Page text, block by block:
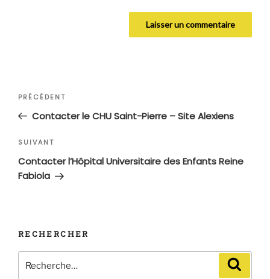
Navigation
l’article
Article
précédent
PRÉCÉDENT
Contacter le CHU Saint-Pierre – Site Alexiens
Article
suivant
SUIVANT
Contacter l’Hôpital Universitaire des Enfants Reine
Fabiola
RECHERCHER
pour